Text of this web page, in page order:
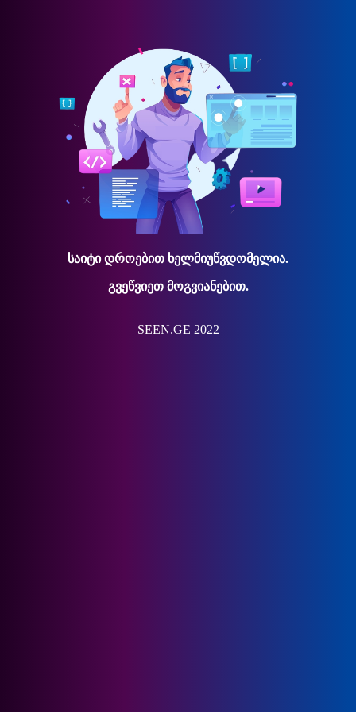
საიტი დროებით ხელმიუწვდომელია.
გვეწვიეთ მოგვიანებით.
SEEN.GE 2022